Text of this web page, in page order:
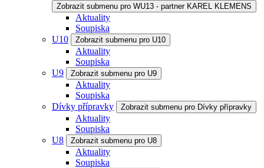
Zobrazit submenu pro WU13 - partner KAREL KLEMENS
Aktuality
Soupiska
U10
Zobrazit submenu pro U10
Aktuality
Soupiska
U9
Zobrazit submenu pro U9
Aktuality
Soupiska
Dívky přípravky
Zobrazit submenu pro Dívky přípravky
Aktuality
Soupiska
U8
Zobrazit submenu pro U8
Aktuality
Soupiska